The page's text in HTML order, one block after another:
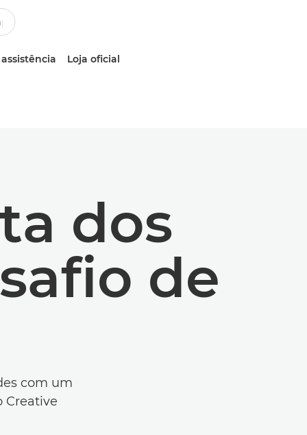
Loja oficial
dos
de
com um
Creative